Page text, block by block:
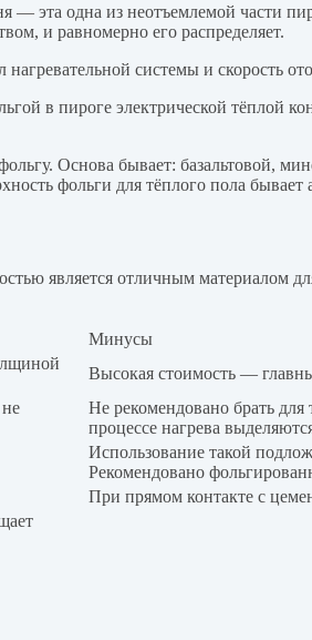
эта одна из неотъемлемой части
и равномерно его распределяет.
системы и скорость
в пироге электрической тёплой
Основа бывает: базальтовой,
фольги для тёплого пола
является отличным материалом
Минусы
Высокая стоимость —
Не рекомендовано брать
процессе нагрева
Использование такой
Рекомендовано
При прямом контакте с